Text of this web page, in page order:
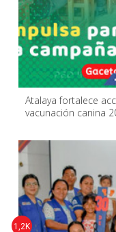
Atalaya fortalece
vacunación canina
1,2K